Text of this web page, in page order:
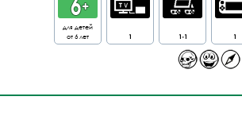
для детей
от 6 лет
1 1-1 1